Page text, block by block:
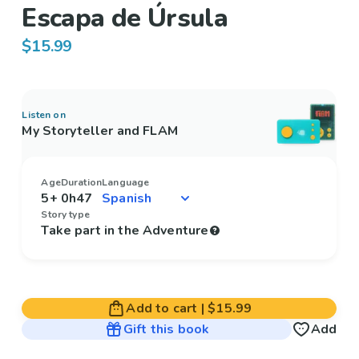
Escapa de Úrsula
$15.99
Listen on
My Storyteller and FLAM
Age
5+
Duration
0h47
Language
Story type
Take part in the Adventure
Add to cart |$15.99
Gift this book
Add